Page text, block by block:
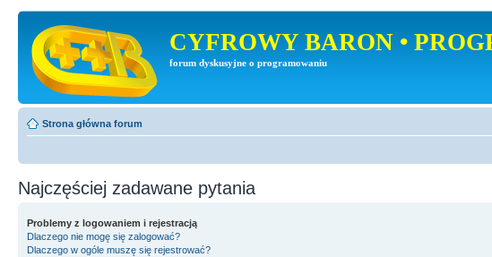
CYFROWY BARON •
forum dyskusyjne o programowaniu
Strona główna forum
Najczęściej zadawane pytania
Problemy z logowaniem i rejestracją
Dlaczego nie mogę się zalogować?
Dlaczego w ogóle muszę się rejestrować?